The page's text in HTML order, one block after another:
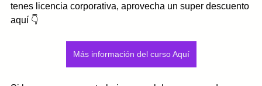
tenes licencia corporativa, aprovecha un super descuento
aquí 👇
Más información del curso Aquí